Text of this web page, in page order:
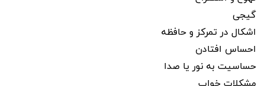
گیجی
اشکال در تمرکز و حافظه
احساس افتادن
حساسیت به نور یا صدا